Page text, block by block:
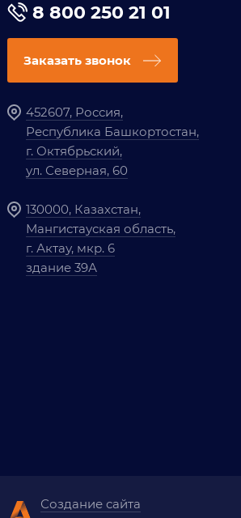
8 800 250 21 01
Заказать звонок
452607, Россия,
Республика Башкортостан,
г. Октябрьский,
ул. Северная, 60
130000, Казахстан,
Мангистауская область,
г. Актау, мкр. 6
здание 39А
Создание сайта